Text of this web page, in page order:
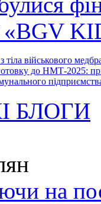
«BGV
військового
до НМТ-2025:
БЛОГИ
на